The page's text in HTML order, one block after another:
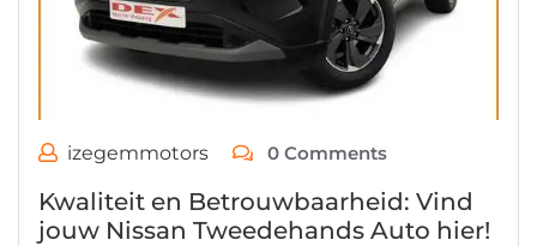
izegemmotors 0 Comments
Kwaliteit en Betrouwbaarheid: Vind
jouw Nissan Tweedehands Auto hier!